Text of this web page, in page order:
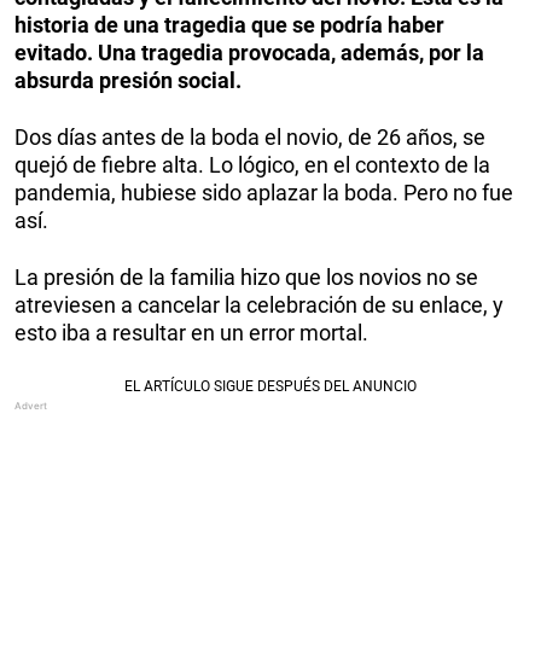
historia de una tragedia que se podría haber
evitado. Una tragedia provocada, además, por la
absurda presión social.
Dos días antes de la boda el novio, de 26 años, se
quejó de fiebre alta. Lo lógico, en el contexto de la
pandemia, hubiese sido aplazar la boda. Pero no fue
así.
La presión de la familia hizo que los novios no se
atreviesen a cancelar la celebración de su enlace, y
esto iba a resultar en un error mortal.